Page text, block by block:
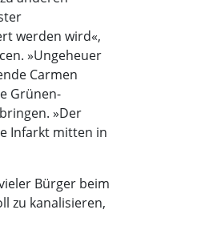
werden wird«,
»Ungeheuer
Carmen
Grünen-
»Der
Infarkt mitten in
Bürger beim
zu kanalisieren,